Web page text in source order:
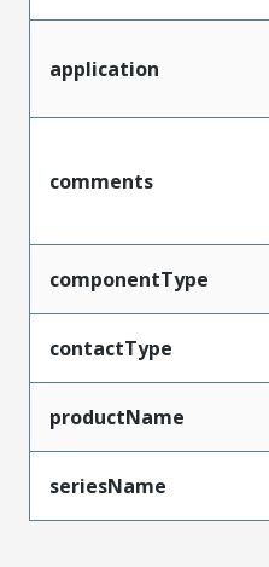
application
comments
componentType
contactType
productName
seriesName